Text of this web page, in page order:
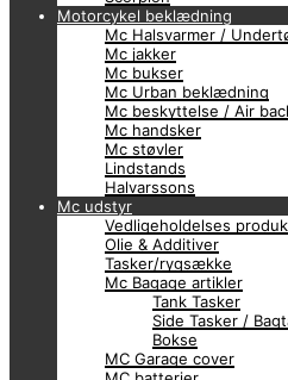
Motorcykel beklædning
Mc Halsvarmer /
Mc jakker
Mc bukser
Mc Urban beklædning
Mc beskyttelse / Air
Mc handsker
Mc støvler
Lindstands
Halvarssons
Mc udstyr
Vedligeholdelses
Olie & Additiver
Tasker/rygsække
Mc Bagage artikler
Tank Tasker
Side Tasker /
Bokse
MC Garage cover